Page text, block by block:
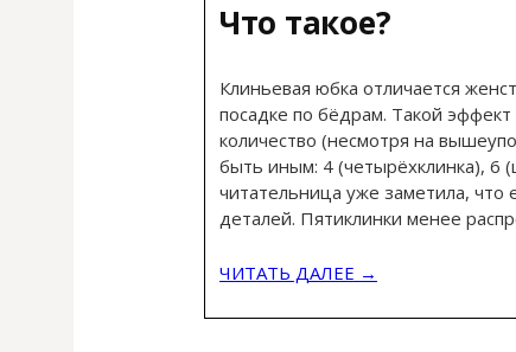
Что такое?
Клиньевая юбка отличается
посадке по бёдрам. Такой эффект
количество (несмотря на
быть иным: 4 (четырёхклинка), 6
читательница уже заметила, что
деталей. Пятиклинки менее
ЧИТАТЬ ДАЛЕЕ →